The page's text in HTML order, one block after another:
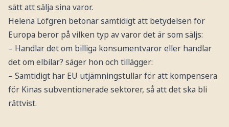
sätt att sälja sina varor.
Helena Löfgren betonar samtidigt att betydelsen för
Europa beror på vilken typ av varor det är som säljs:
– Handlar det om billiga konsumentvaror eller handlar
det om elbilar? säger hon och tillägger:
– Samtidigt har EU utjämningstullar för att kompensera
för Kinas subventionerade sektorer, så att det ska bli
rättvist.